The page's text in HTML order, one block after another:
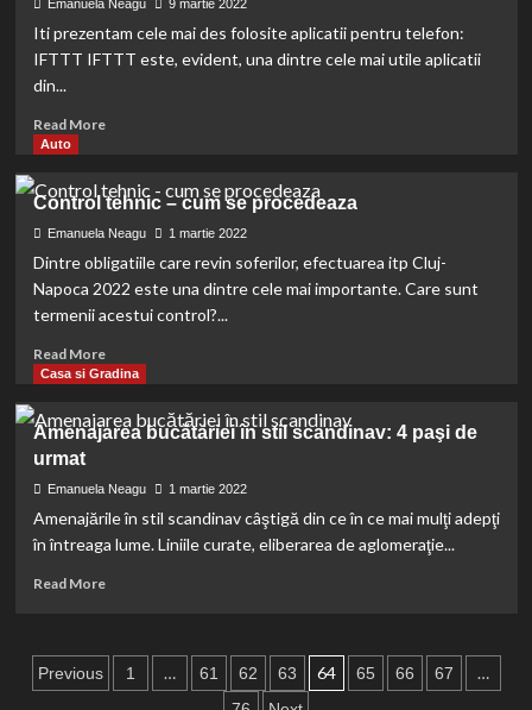
tale
organizezi
o
nunta
Emanuela Neagu 9 martie 2022
Iti prezentam cele mai des folosite aplicatii pentru telefon:
IFTTT IFTTT este, evident, una dintre cele mai utile aplicatii
din...
Read MoreRead
Care
sunt
cele
mai
utilizate
pentru
Auto
Control tehnic – cum se procedeaza
Emanuela Neagu 1 martie 2022
Dintre obligatiile care revin soferilor, efectuarea itp Cluj-
Napoca 2022 este una dintre cele mai importante. Care sunt
termenii acestui control?...
Read MoreRead
more
Control
tehnic
cum
se
Casa si Gradina
Amenajarea bucătăriei în stil scandinav: 4 paşi de
urmat
Emanuela Neagu 1 martie 2022
Amenajările în stil scandinav câştigă din ce în ce mai mulţi adepţi
în întreaga lume. Liniile curate, eliberarea de aglomeraţie...
Read MoreRead
bucătăriei
în
Paginație
Previous 1 … 61 62 63 64 65 66 67 …